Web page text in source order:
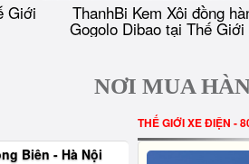
Giới ThanhBi Kem Xôi đồng
Gogolo Dibao tại Thế
NƠI MUA
Biên - Hà Nội
THẾ GIỚI XE ĐIỆN -